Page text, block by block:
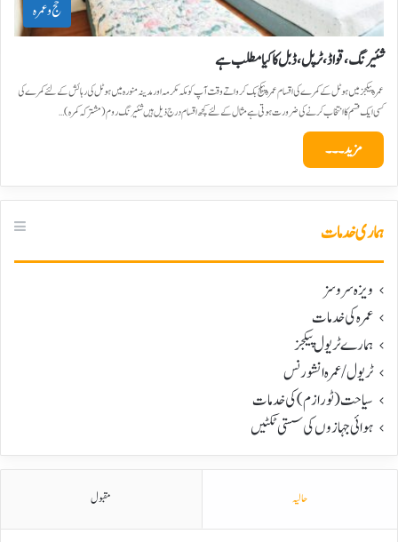
حج و عمرہ
شئیرنگ، قواڈ، ٹرپل، ڈبل کا کیا مطلب ہے
عمرہ پیکجز میں ہوٹل کے کمرے کی اقسام عمرہ پیکج بک کرواتے وقت آپ کو مکہ مکرمہ اور مدینہ منورہ میں ہوٹل کی رہائش کے لئے کمرے کی
کسی ایک قسم کا انتخاب کرنے کی ضرورت ہوتی ہے مثال کے لئے کچھ اقسام درج ذیل ہیں شئیرنگ روم (مشترکہ کمرہ)…
مزید۔۔۔
ہماری خدمات
ویزہ سروسز
عمرہ کی خدمات
ہمارے ٹریول پیکجز
ٹریول/عمرہ انشورنس
سیاحت(ٹورازم) کی خدمات
ہوائی جہازوں کی سستی ٹکٹیں
حالیہ مقبول